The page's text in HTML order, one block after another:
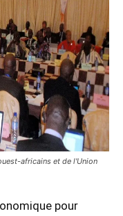
africains et de l'Union
pour